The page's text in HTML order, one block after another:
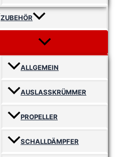
ZUBEHÖR
ALLGEMEIN
AUSLASSKRÜMMER
PROPELLER
SCHALLDÄMPFER